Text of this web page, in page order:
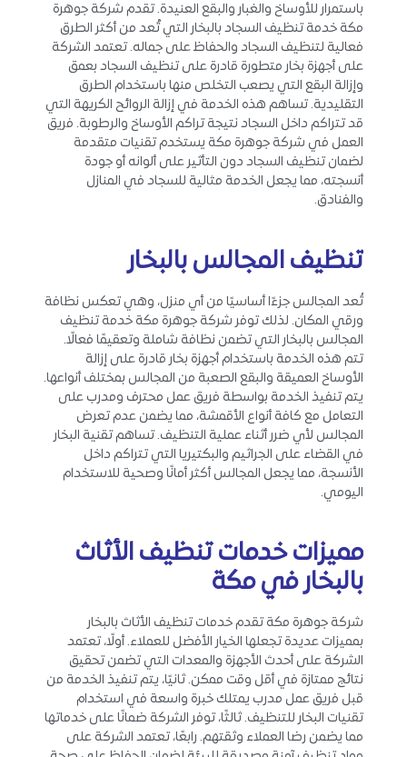
باستمرار للأوساخ والغبار والبقع العنيدة. تقدم شركة جوهرة
مكة خدمة تنظيف السجاد بالبخار التي تُعد من أكثر الطرق
فعالية لتنظيف السجاد والحفاظ على جماله. تعتمد الشركة
على أجهزة بخار متطورة قادرة على تنظيف السجاد بعمق
وإزالة البقع التي يصعب التخلص منها باستخدام الطرق
التقليدية. تساهم هذه الخدمة في إزالة الروائح الكريهة التي
قد تتراكم داخل السجاد نتيجة تراكم الأوساخ والرطوبة. فريق
العمل في شركة جوهرة مكة يستخدم تقنيات متقدمة
لضمان تنظيف السجاد دون التأثير على ألوانه أو جودة
أنسجته، مما يجعل الخدمة مثالية للسجاد في المنازل
والفنادق.
تنظيف المجالس بالبخار
تُعد المجالس جزءًا أساسيًا من أي منزل، وهي تعكس نظافة
ورقي المكان. لذلك توفر شركة جوهرة مكة خدمة تنظيف
المجالس بالبخار التي تضمن نظافة شاملة وتعقيمًا فعالًا.
تتم هذه الخدمة باستخدام أجهزة بخار قادرة على إزالة
الأوساخ العميقة والبقع الصعبة من المجالس بمختلف أنواعها.
يتم تنفيذ الخدمة بواسطة فريق عمل محترف ومدرب على
التعامل مع كافة أنواع الأقمشة، مما يضمن عدم تعرض
المجالس لأي ضرر أثناء عملية التنظيف. تساهم تقنية البخار
في القضاء على الجراثيم والبكتيريا التي تتراكم داخل
الأنسجة، مما يجعل المجالس أكثر أمانًا وصحية للاستخدام
اليومي.
مميزات خدمات تنظيف الأثاث
بالبخار في مكة
شركة جوهرة مكة تقدم خدمات تنظيف الأثاث بالبخار
بمميزات عديدة تجعلها الخيار الأفضل للعملاء. أولًا، تعتمد
الشركة على أحدث الأجهزة والمعدات التي تضمن تحقيق
نتائج ممتازة في أقل وقت ممكن. ثانيًا، يتم تنفيذ الخدمة من
قبل فريق عمل مدرب يمتلك خبرة واسعة في استخدام
تقنيات البخار للتنظيف. ثالثًا، توفر الشركة ضمانًا على خدماتها
مما يضمن رضا العملاء وثقتهم. رابعًا، تعتمد الشركة على